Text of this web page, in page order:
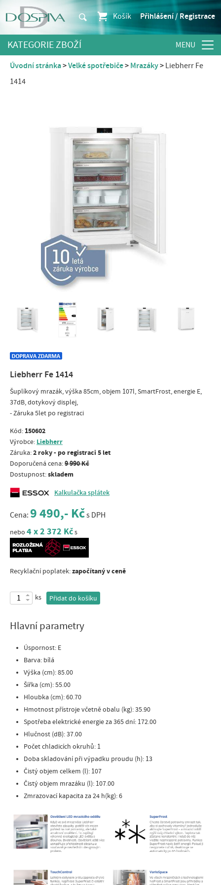
Košík Přihlášení / Registrace
KATEGORIE ZBOŽÍ
Úvodní stránka Velké spotřebiče Mrazáky
Liebherr Fe
1414
Liebherr Fe 1414
Šuplíkový mrazák, výška 85cm, objem 107l, SmartFrost, energie E,
37dB, dotykový displej,
- Záruka 5let po registraci
Kód: 150602
Výrobce: Liebherr
Záruka:2 roky - po registraci 5 let
Doporučená cena:9 990 Kč
Dostupnost:skladem
Kalkulačka splátek
Cena: 9 490,- Kčs DPH
nebo 4 x 2 372 Kčs
Recyklační poplatek:započítaný v ceně
ks Přidat do košíku
Hlavní parametry
Úspornost: E
Barva: bílá
Výška (cm): 85.00
Šířka (cm): 55.00
Hloubka (cm): 60.70
Hmotnost přístroje včetně obalu (kg): 35.90
Spotřeba elektrické energie za 365 dní: 172.00
Hlučnost (dB): 37.00
Počet chladicích okruhů: 1
Doba skladování při výpadku proudu (h): 13
Čistý objem celkem (l): 107
Čistý objem mrazáku (l): 107.00
Zmrazovací kapacita za 24 h(kg): 6